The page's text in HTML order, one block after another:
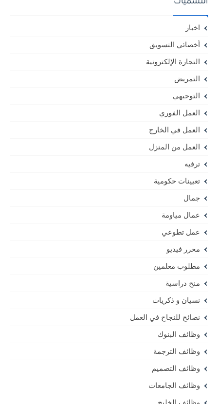
التسميات
اخبار
أخصائي التسويق
التجارة الإلكترونية
التمريض
التوجيهي
العمل الفوري
العمل في الخارج
العمل من المنزل
ترفيه
تعيينات حكومية
جمال
عمال مياومة
عمل تطوعي
محرر فيديو
مطلوب معلمين
منح دراسية
نسيان و ذكريات
نصائح للنجاح في العمل
وظائف البنوك
وظائف الترجمة
وظائف التصميم
وظائف الجامعات
وظائف الخليج